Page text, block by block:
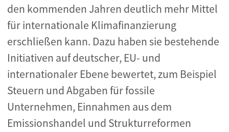
den kommenden Jahren deutlich mehr Mittel
für internationale Klimafinanzierung
erschließen kann. Dazu haben sie bestehende
Initiativen auf deutscher, EU- und
internationaler Ebene bewertet, zum Beispiel
Steuern und Abgaben für fossile
Unternehmen, Einnahmen aus dem
Emissionshandel und Strukturreformen